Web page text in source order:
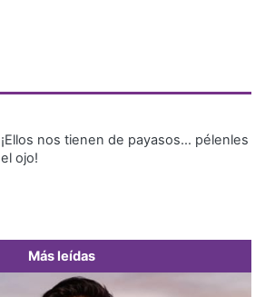
¡Ellos nos tienen de payasos… pélenles
el ojo!
Más leídas